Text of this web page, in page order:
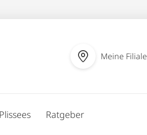
Meine Filiale
Ratgeber